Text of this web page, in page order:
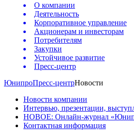
О компании
Деятельность
Корпоративное управление
Акционерам и инвесторам
Потребителям
Закупки
Устойчивое развитие
Пресс-центр
ЮнипроПресс-центрНовости
Новости компании
Интервью, презентации,
НОВОЕ: Онлайн-журнал
Контактная информация